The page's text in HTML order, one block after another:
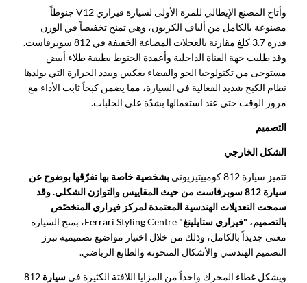
وأتاح المصنع الإيطالي للمرة الأولى لسيارة فيراري V12 جنوطاً
مصنوعة بالكامل من ألياف الكربون، وهي تمنح تخفيضاً في الوزن
قدره 3.7 كلغ مقارنة بالعجلات المصاغة الخفيفة في 812 سوبرفاست.
وقد طليت جهة القناة الداخلية وأعمدة الجنوط بطبقة طلاء أبيض
مستوحى من تكنولوجيا الجو والفضاء يعكس ويبدد الحرارة التي يولدها
نظام الكبح شديد الفعالية في السيارة، مما يضمن كبحاً ثابت الأداء مع
مرور الوقت حتى عند استعمالها بشدّة على الحلبات.
التصميم
الشكل الخارجي
تتميز سيارة 812 كومبيتيزيوني
بشخصية خاصة بها تفرّقها بوضوح عن
سيارة 812 سوبرفاست من حيث المقاييس والتوازن الشكلي. وقد
سمحت التعديلات الهندسية المعتمدة لمركز فيراري المتخصّص
بالتصميم، "فيراري ستايلينغ"
Ferrari Styling Centre، بمنح السيارة
معنى جديداً بالكامل، وذلك من خلال اختيار مواضيع تصميمية تبرز
التصميم الهندسي والأشكال المنحوتة والطابع الرياضي.
ويشكل غطاء المحرك واحداً من المزايا اللافتة الكثيرة في سيارة 812